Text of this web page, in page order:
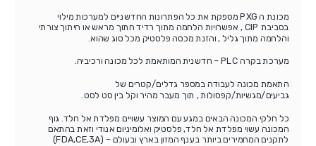
מכונת ה PXG מספקת את כל הפתרונות החדשניים למערכות מילוי
בסביבת CIP , אפשרויות הלחמה מתוך רדיד חתוך מראש או חיתוך צורתי
והלחמה מתוך גליל , והזנת מכסה פלסטיק מכל סוג שהוא.
מערכת בקרה PLC – חדשנית המותאמת לכל מכונה ורכיביה.
התאמת מכונה לעבודה במספר גדלים/קטרים של
גביעים/מגשיות/קפסולות , תוך מעבר מהיר וקל בין סט לסט.
כל חלקי המכונה הבאים במגע עם המוצר עשויים מפלדת אל חלד. גוף
המכונה עשוי מפלדת אל חלד, פלסטיק ואלומיניום אנודי וזאת בהתאם
לתקנים המחמירים ביותר בענף המזון בארץ ובעולם – (FDA,CE,3A)